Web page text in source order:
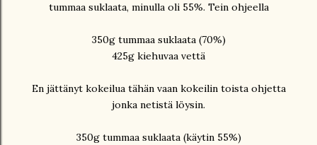
tummaa suklaata, minulla oli 55%. Tein ohjeella
350g tummaa suklaata (70%)
425g kiehuvaa vettä
En jättänyt kokeilua tähän vaan kokeilin toista ohjetta
jonka netistä löysin.
350g tummaa suklaata (käytin 55%)